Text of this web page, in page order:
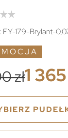
EY-179-Brylant-
zł1 365